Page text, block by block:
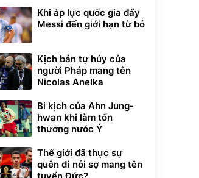
Khi áp lực quốc gia đẩy
Messi đến giới hạn từ bỏ
Kịch bản tự hủy của
người Pháp mang tên
Nicolas Anelka
Bi kịch của Ahn Jung-
hwan khi làm tổn
thương nước Ý
Thế giới đã thực sự
quên đi nỗi sợ mang tên